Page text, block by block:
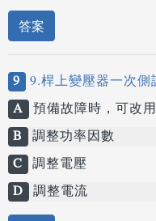
答案
9 9.桿上變壓器一次
A 預備故障時，可改
B 調整功率因數
C 調整電壓
D 調整電流